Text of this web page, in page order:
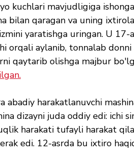
kuchlari mavjudligiga
bilan qaragan va uning
yaratishga uringan. U 17-
orqali aylanib, tonnalab donni
qaytarib olishga majbur
abadiy harakatlanuvchi
dizayni juda oddiy edi: ichi
harakati tufayli harakat
edi. 12-asrda bu ixtiro